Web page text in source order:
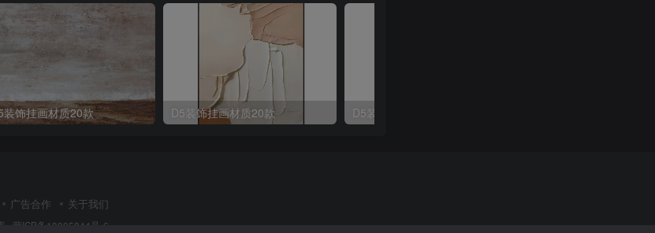
装饰挂画材质20款 D5装饰挂画材质20款 D5装饰挂画材质20款
广告合作 关于我们
· 蒙ICP备18005844号-6